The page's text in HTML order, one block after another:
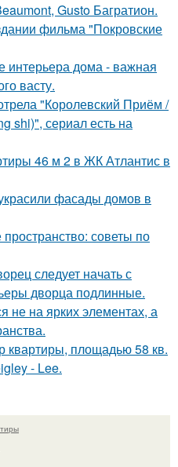
Gusto Багратион.
фильма "Покровские
дома - важная
васту.
"Королевский Приём /
shi)", сериал есть на
46 м 2 в ЖК Атлантис в
фасады домов в
советы по
следует начать с
дворца подлинные.
не на ярких элементах, а
квартиры, площадью 58 кв.
- Lee.